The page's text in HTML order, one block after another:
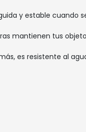
y estable cuando
mantienen tus
es resistente al